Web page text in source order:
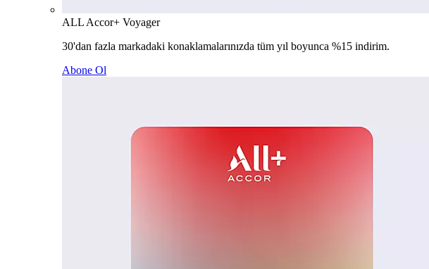
ALL Accor+ Voyager
30'dan fazla markadaki konaklamalarınızda tüm yıl boyunca %15 indirim.
Abone Ol